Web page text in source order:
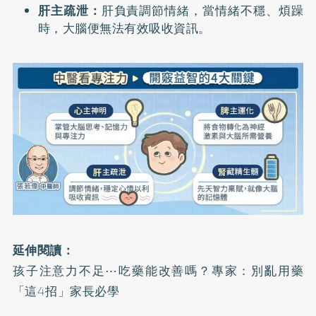
肝主疏泄： 肝負責調節情緒，當情緒不穩、煩躁
時，大腦便無法有效吸收資訊。
延伸閱讀：
孩子注意力不足⋯吃藥能改善嗎？專家：別亂用藥
「這4招」家長必學